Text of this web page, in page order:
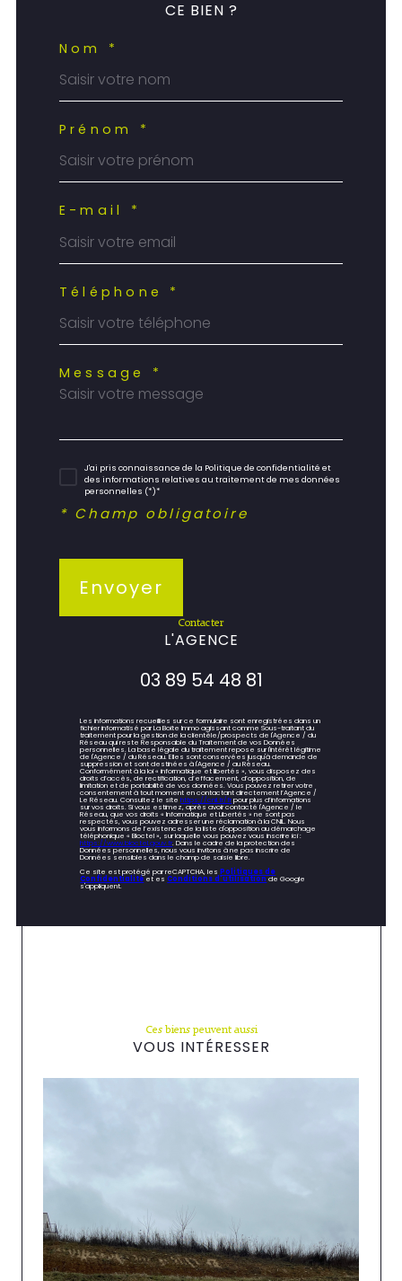
CE BIEN ?
Nom *
Prénom *
E-mail *
Téléphone *
Message *
J'ai pris connaissance de la Politique de confidentialité et
des informations relatives au traitement de mes données
personnelles (*)*
* Champ obligatoire
Envoyer
contacter
L'AGENCE
03 89 54 48 81
Les informations recueillies sur ce formulaire sont enregistrées dans un
fichier informatisé par La Boite Immo agissant comme Sous-traitant du
traitement pour la gestion de la clientèle/prospects de l'Agence / du
Réseau qui reste Responsable du Traitement de vos Données
personnelles. La base légale du traitement repose sur l'intérêt légitime
de l'Agence / du Réseau. Elles sont conservées jusqu'à demande de
suppression et sont destinées à l'Agence / au Réseau.
Conformément à la loi « informatique et libertés », vous disposez des
droits d’accès, de rectification, d’effacement, d’opposition, de
limitation et de portabilité de vos données. Vous pouvez retirer votre
consentement à tout moment en contactant directement l’Agence /
Le Réseau. Consultez le sitehttps://cnil.fr/frpour plus d’informations
sur vos droits. Si vous estimez, après avoir contacté l'Agence / le
Réseau, que vos droits « Informatique et Libertés » ne sont pas
respectés, vous pouvez adresser une réclamation à la CNIL. Nous
vous informons de l’existence de la liste d'opposition au démarchage
téléphonique « Bloctel », sur laquelle vous pouvez vous inscrire ici :
https://www.bloctel.gouv.fr. Dans le cadre de la protection des
Données personnelles, nous vous invitons à ne pas inscrire de
Données sensibles dans le champ de saisie libre.
Ce site est protégé par reCAPTCHA, lesPolitiques de
Confidentialitéet esConditions d'utilisationde Google
s'appliquent.
Ces biens peuvent aussi
VOUS INTÉRESSER